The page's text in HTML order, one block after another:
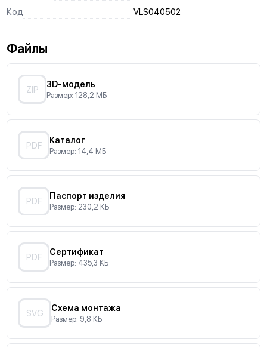
Код
VLS040502
Файлы
ZIP
3D-модель
Размер: 128,2 МБ
PDF
Каталог
Размер: 14,4 МБ
PDF
Паспорт изделия
Размер: 230,2 КБ
PDF
Сертификат
Размер: 435,3 КБ
SVG
Схема монтажа
Размер: 9,8 КБ